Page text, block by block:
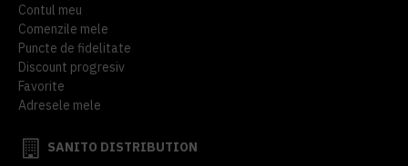
Contul meu
Comenzile mele
Puncte de fidelitate
Discount progresiv
Favorite
Adresele mele
SANITO DISTRIBUTION